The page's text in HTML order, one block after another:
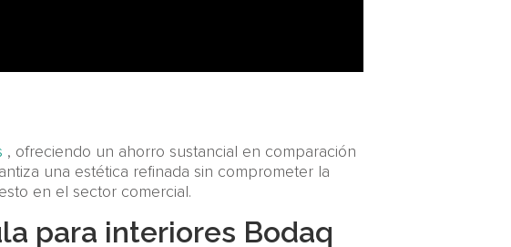
, ofreciendo un ahorro sustancial en comparación
una estética refinada sin comprometer la
en el sector comercial.
para interiores Bodaq